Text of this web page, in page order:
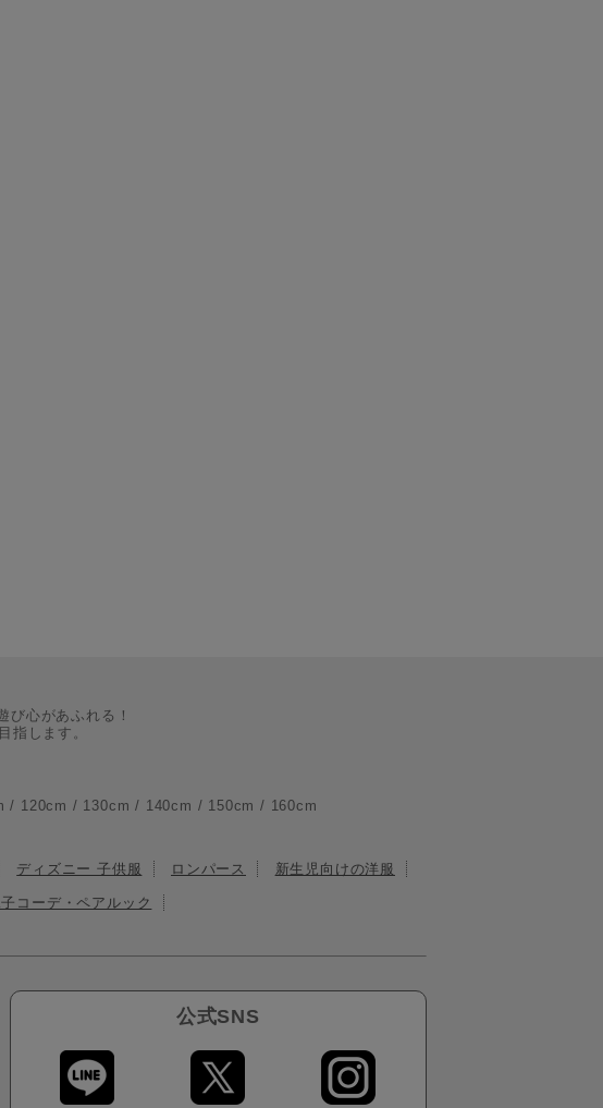
心があふれる！
指します。
/ 120cm / 130cm / 140cm / 150cm / 160cm
ディズニー 子供服 ロンパース 新生児向けの洋服
コーデ・ペアルック
公式SNS